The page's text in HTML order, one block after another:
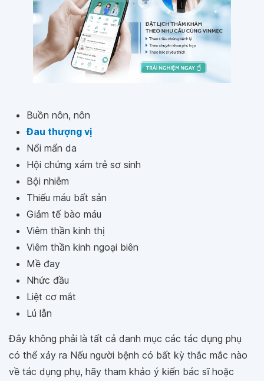
Buồn nôn, nôn
Đau thượng vị
Nổi mẩn da
Hội chứng xám trẻ sơ sinh
Bội nhiễm
Thiếu máu bất sản
Giảm tế bào máu
Viêm thần kinh thị
Viêm thần kinh ngoại biên
Mề đay
Nhức đầu
Liệt cơ mắt
Lú lẫn
Đây không phải là tất cả danh mục các tác dụng phụ
có thể xảy ra Nếu người bệnh có bất kỳ thắc mắc nào
về tác dụng phụ, hãy tham khảo ý kiến bác sĩ hoặc